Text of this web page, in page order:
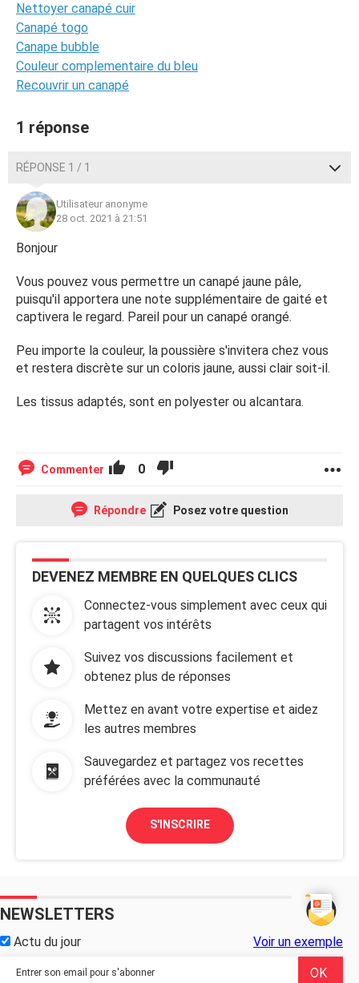
Nettoyer canapé cuir
Canapé togo
Canape bubble
Couleur complementaire du bleu
Recouvrir un canapé
1 réponse
RÉPONSE 1 / 1
Utilisateur anonyme
28 oct. 2021 à 21:51
Bonjour
Vous pouvez vous permettre un canapé jaune pâle,
puisqu'il apportera une note supplémentaire de gaité et
captivera le regard. Pareil pour un canapé orangé.
Peu importe la couleur, la poussière s'invitera chez vous
et restera discrète sur un coloris jaune, aussi clair soit-il.
Les tissus adaptés, sont en polyester ou alcantara.
Commenter 0
Répondre Posez votre question
DEVENEZ MEMBRE EN QUELQUES CLICS
Connectez-vous simplement avec ceux qui
partagent vos intérêts
Suivez vos discussions facilement et
obtenez plus de réponses
Mettez en avant votre expertise et aidez
les autres membres
Sauvegardez et partagez vos recettes
préférées avec la communauté
S'INSCRIRE
NEWSLETTERS
Actu du jour Voir un exemple